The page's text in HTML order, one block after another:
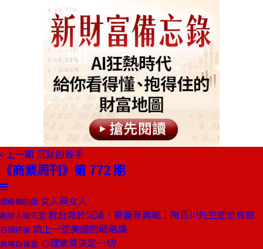
上一期 沉默的殺手
《商業周刊》第 772 期
總編輯的話 女人與女人
創辦人聊天室 救台灣於沉淪，需要新典範！陶百川先生逝世有感
石頭評論 請上一堂美國的戰略課
商場自慢塾 心理素質決定一切